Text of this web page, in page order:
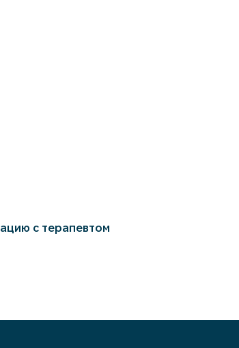
с терапевтом